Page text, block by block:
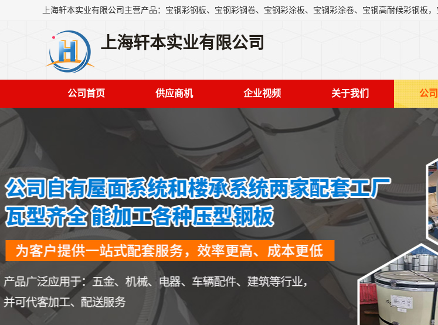
上海轩本实业有限公司
公司首页 供应商机 企业视频 关于我们 公